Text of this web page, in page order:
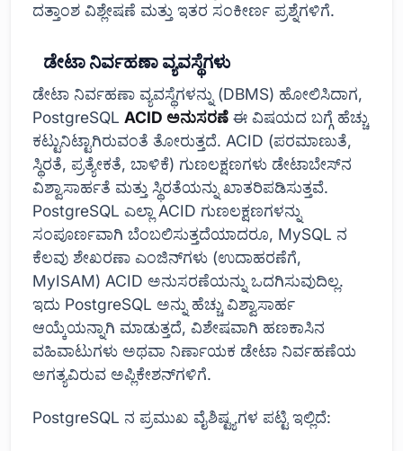
ದತ್ತಾಂಶ ವಿಶ್ಲೇಷಣೆ ಮತ್ತು ಇತರ ಸಂಕೀರ್ಣ ಪ್ರಶ್ನೆಗಳಿಗೆ.
ಡೇಟಾ ನಿರ್ವಹಣಾ ವ್ಯವಸ್ಥೆಗಳು
ಡೇಟಾ ನಿರ್ವಹಣಾ ವ್ಯವಸ್ಥೆಗಳನ್ನು (DBMS) ಹೋಲಿಸಿದಾಗ,
PostgreSQL ACID ಅನುಸರಣೆ ಈ ವಿಷಯದ ಬಗ್ಗೆ ಹೆಚ್ಚು
ಕಟ್ಟುನಿಟ್ಟಾಗಿರುವಂತೆ ತೋರುತ್ತದೆ. ACID (ಪರಮಾಣುತೆ,
ಸ್ಥಿರತೆ, ಪ್ರತ್ಯೇಕತೆ, ಬಾಳಿಕೆ) ಗುಣಲಕ್ಷಣಗಳು ಡೇಟಾಬೇಸ್‌ನ
ವಿಶ್ವಾಸಾರ್ಹತೆ ಮತ್ತು ಸ್ಥಿರತೆಯನ್ನು ಖಾತರಿಪಡಿಸುತ್ತವೆ.
PostgreSQL ಎಲ್ಲಾ ACID ಗುಣಲಕ್ಷಣಗಳನ್ನು
ಸಂಪೂರ್ಣವಾಗಿ ಬೆಂಬಲಿಸುತ್ತದೆಯಾದರೂ, MySQL ನ
ಕೆಲವು ಶೇಖರಣಾ ಎಂಜಿನ್‌ಗಳು (ಉದಾಹರಣೆಗೆ,
MyISAM) ACID ಅನುಸರಣೆಯನ್ನು ಒದಗಿಸುವುದಿಲ್ಲ.
ಇದು PostgreSQL ಅನ್ನು ಹೆಚ್ಚು ವಿಶ್ವಾಸಾರ್ಹ
ಆಯ್ಕೆಯನ್ನಾಗಿ ಮಾಡುತ್ತದೆ, ವಿಶೇಷವಾಗಿ ಹಣಕಾಸಿನ
ವಹಿವಾಟುಗಳು ಅಥವಾ ನಿರ್ಣಾಯಕ ಡೇಟಾ ನಿರ್ವಹಣೆಯ
ಅಗತ್ಯವಿರುವ ಅಪ್ಲಿಕೇಶನ್‌ಗಳಿಗೆ.
PostgreSQL ನ ಪ್ರಮುಖ ವೈಶಿಷ್ಟ್ಯಗಳ ಪಟ್ಟಿ ಇಲ್ಲಿದೆ: